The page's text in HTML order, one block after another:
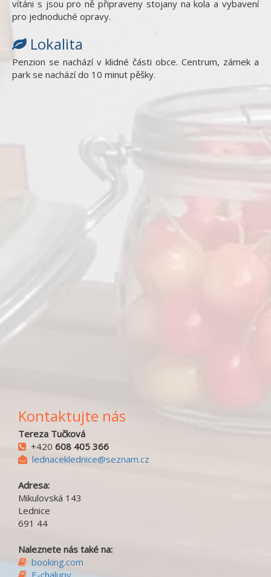
vítáni s jsou pro ně připraveny stojany na kola a vybavení
pro jednoduché opravy.
Lokalita
Penzion se nachází v klidné části obce. Centrum, zámek a
park se nachází do 10 minut pěšky.
Kontaktujte nás
Tereza Tučková
+420 608 405 366
lednaceklednice@seznam.cz
Adresa:
Mikulovská 143
Lednice
691 44
Naleznete nás také na:
booking.com
E-chalupy